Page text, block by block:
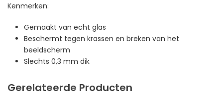
Kenmerken:
Gemaakt van echt glas
Beschermt tegen krassen en breken van het
beeldscherm
Slechts 0,3 mm dik
Gerelateerde Producten